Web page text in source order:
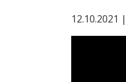
12.10.2021 |